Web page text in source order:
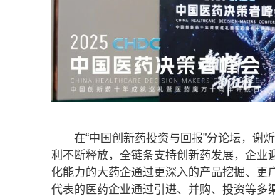
在“中国创新药投资与回报”分论坛，谢炘
利不断释放，全链条支持创新药发展，企业
化能力的大药企通过更深入的产品挖掘、
代表的医药企业通过引进、并购、投资等多